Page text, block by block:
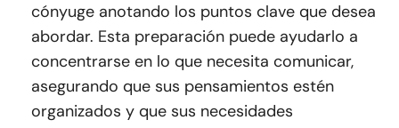
cónyuge anotando los puntos clave que desea
abordar. Esta preparación puede ayudarlo a
concentrarse en lo que necesita comunicar,
asegurando que sus pensamientos estén
organizados y que sus necesidades